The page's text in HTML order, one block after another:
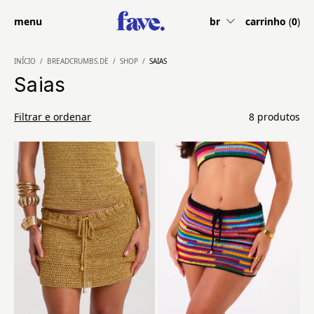
menu br carrinho (0)
INÍCIO / BREADCRUMBS.DE / SHOP / SAIAS
Saias
Filtrar e ordenar 8 produtos